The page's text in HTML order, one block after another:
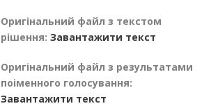
Оригінальний файл з текстом
рішення: Завантажити текст
Оригінальний файл з результатами
поіменного голосування:
Завантажити текст